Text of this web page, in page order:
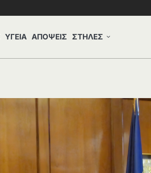
ΥΓΕΙΑ ΑΠΟΨΕΙΣ ΣΤΗΛΕΣ